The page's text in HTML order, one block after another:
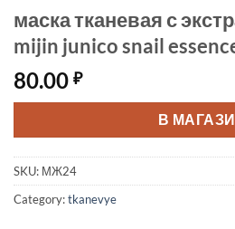
маска тканевая с
mijin junico snail
80.00 ₽
В
SKU: МЖ24
Category:tkanevye